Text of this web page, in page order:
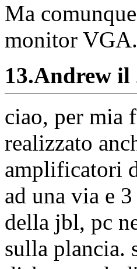
Ma
monitor VGA.
13.Andrew il
ciao, per mia
realizzato
amplificatori
ad una via e
della jbl, pc
sulla plancia.